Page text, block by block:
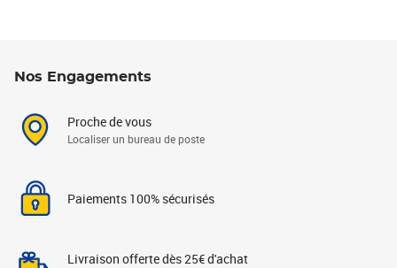
Nos Engagements
Proche de vous
Localiser un bureau de poste
Paiements 100% sécurisés
Livraison offerte dès 25€ d'achat